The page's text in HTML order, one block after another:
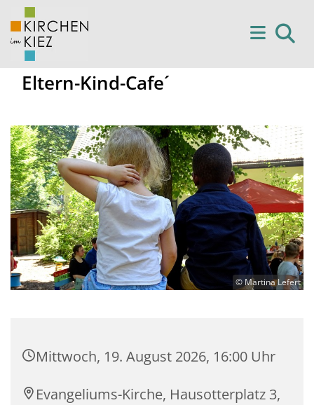
Eltern-Kind-Cafe´
© Martina Lefert
Mittwoch, 19. August 2026, 16:00 Uhr
Evangeliums-Kirche, Hausotterplatz 3,